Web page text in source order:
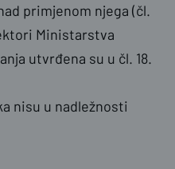
primjenom njega (čl.
Ministarstva
utvrđena su u čl. 18.
nisu u nadležnosti